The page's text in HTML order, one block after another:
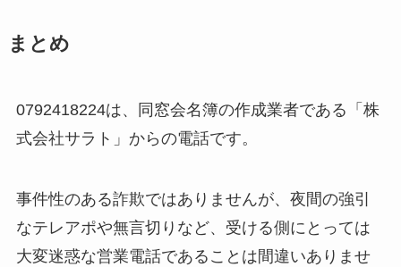
まとめ
0792418224は、同窓会名簿の作成業者である「株
式会社サラト」からの電話です。
事件性のある詐欺ではありませんが、夜間の強引
なテレアポや無言切りなど、受ける側にとっては
大変迷惑な営業電話であることは間違いありませ